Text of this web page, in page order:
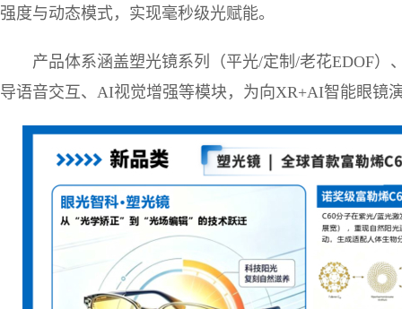
强度与动态模式，实现毫秒级光赋能。
产品体系涵盖塑光镜系列（平光/定制/老花EDOF
导语音交互、AI视觉增强等模块，为向XR+AI智能眼镜